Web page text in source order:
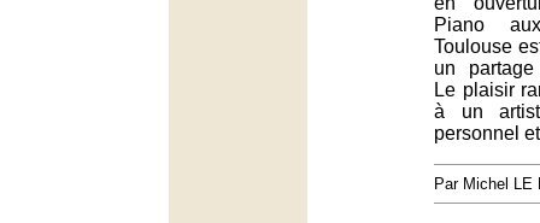
Piano
Toulouse
un partage
Le plaisir
à un
personnel
Par Michel LE